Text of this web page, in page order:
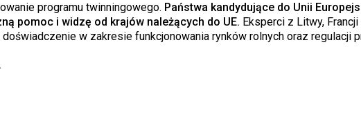
programu twinningowego. Państwa kandydujące do Unii
pomoc i widzę od krajów należących do UE. Eksperci z Litwy, Francji
w zakresie funkcjonowania rynków rolnych oraz regulacji